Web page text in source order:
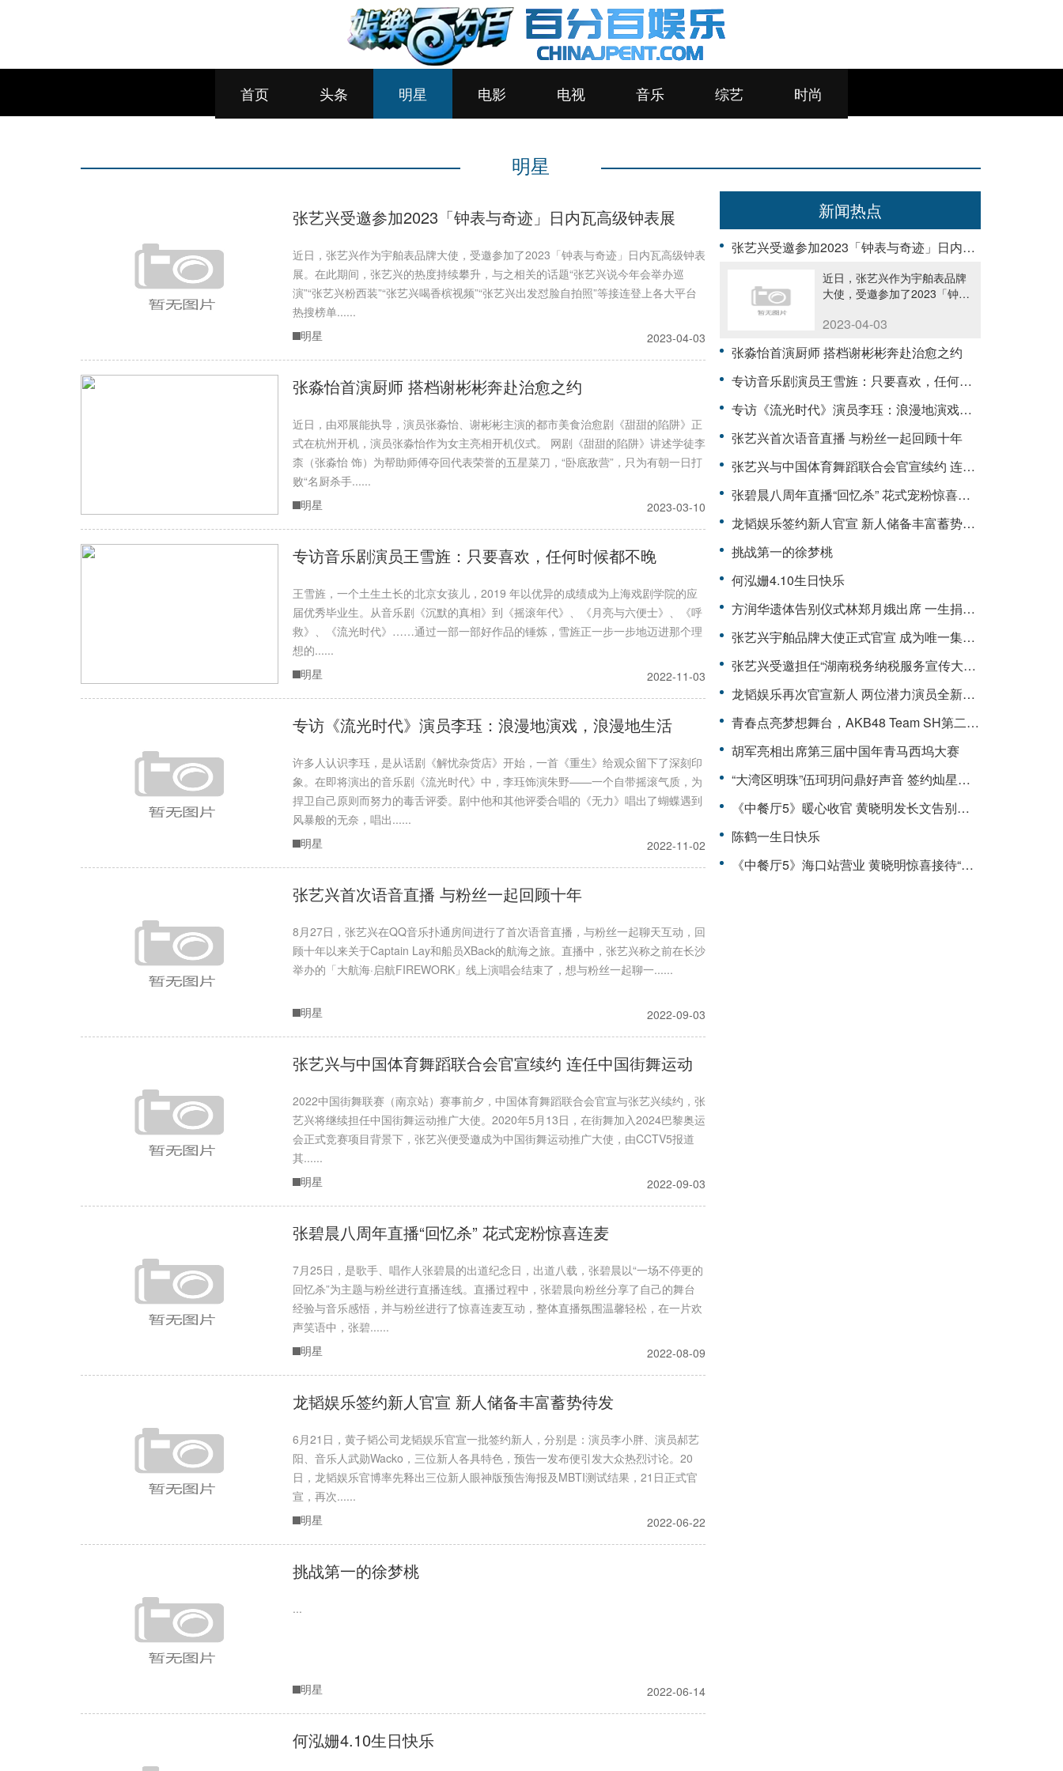
首页 头条 明星 电影 电视 音乐 综艺 时尚
明星
张艺兴受邀参加2023「钟表与奇迹」日内瓦高级钟表展
近日，张艺兴作为宇舶表品牌大使，受邀参加了2023「钟表与奇迹」日内瓦高级钟表
展。在此期间，张艺兴的热度持续攀升，与之相关的话题“张艺兴说今年会举办巡
演”“张艺兴粉西装”“张艺兴喝香槟视频”“张艺兴出发怼脸自拍照”等接连登上各大平台
热搜榜单......
明星
2023-04-03
张淼怡首演厨师 搭档谢彬彬奔赴治愈之约
近日，由邓展能执导，演员张淼怡、谢彬彬主演的都市美食治愈剧《甜甜的陷阱》正
式在杭州开机，演员张淼怡作为女主亮相开机仪式。 网剧《甜甜的陷阱》讲述学徒李
柰（张淼怡 饰）为帮助师傅夺回代表荣誉的五星菜刀，“卧底敌营”，只为有朝一日打
败“名厨杀手......
明星
2023-03-10
专访音乐剧演员王雪旌：只要喜欢，任何时候都不晚
王雪旌，一个土生土长的北京女孩儿，2019 年以优异的成绩成为上海戏剧学院的应
届优秀毕业生。从音乐剧《沉默的真相》到《摇滚年代》、《月亮与六便士》、《呼
救》、《流光时代》……通过一部一部好作品的锤炼，雪旌正一步一步地迈进那个理
想的......
明星
2022-11-03
专访《流光时代》演员李珏：浪漫地演戏，浪漫地生活
许多人认识李珏，是从话剧《解忧杂货店》开始，一首《重生》给观众留下了深刻印
象。在即将演出的音乐剧《流光时代》中，李珏饰演朱野——一个自带摇滚气质，为
捍卫自己原则而努力的毒舌评委。剧中他和其他评委合唱的《无力》唱出了蝴蝶遇到
风暴般的无奈，唱出......
明星
2022-11-02
张艺兴首次语音直播 与粉丝一起回顾十年
8月27日，张艺兴在QQ音乐扑通房间进行了首次语音直播，与粉丝一起聊天互动，回
顾十年以来关于Captain Lay和船员XBack的航海之旅。直播中，张艺兴称之前在长沙
举办的「大航海·启航FIREWORK」线上演唱会结束了，想与粉丝一起聊一......
明星 2022-09-03
张艺兴与中国体育舞蹈联合会官宣续约 连任中国街舞运动
2022中国街舞联赛（南京站）赛事前夕，中国体育舞蹈联合会官宣与张艺兴续约，张
艺兴将继续担任中国街舞运动推广大使。2020年5月13日，在街舞加入2024巴黎奥运
会正式竞赛项目背景下，张艺兴便受邀成为中国街舞运动推广大使，由CCTV5报道
其......
明星
2022-09-03
张碧晨八周年直播“回忆杀” 花式宠粉惊喜连麦
7月25日，是歌手、唱作人张碧晨的出道纪念日，出道八载，张碧晨以“一场不停更的
回忆杀”为主题与粉丝进行直播连线。直播过程中，张碧晨向粉丝分享了自己的舞台
经验与音乐感悟，并与粉丝进行了惊喜连麦互动，整体直播氛围温馨轻松，在一片欢
声笑语中，张碧......
明星
2022-08-09
龙韬娱乐签约新人官宣 新人储备丰富蓄势待发
6月21日，黄子韬公司龙韬娱乐官宣一批签约新人，分别是：演员李小胖、演员郝艺
阳、音乐人武勋Wacko，三位新人各具特色，预告一发布便引发大众热烈讨论。20
日，龙韬娱乐官博率先释出三位新人眼神版预告海报及MBTI测试结果，21日正式官
宣，再次......
明星
2022-06-22
挑战第一的徐梦桃
...
明星 2022-06-14
何泓姗4.10生日快乐
新闻热点
张艺兴受邀参加2023「钟表与奇迹」日内瓦高级钟表展
近日，张艺兴作为宇舶表品牌
大使，受邀参加了2023「钟表
2023-04-03
张淼怡首演厨师 搭档谢彬彬奔赴治愈之约
专访音乐剧演员王雪旌：只要喜欢，任何时候都不晚
专访《流光时代》演员李珏：浪漫地演戏，浪漫地生活
张艺兴首次语音直播 与粉丝一起回顾十年
张艺兴与中国体育舞蹈联合会官宣续约 连任中国街舞运动推广大使
张碧晨八周年直播“回忆杀” 花式宠粉惊喜连麦
龙韬娱乐签约新人官宣 新人储备丰富蓄势待发
挑战第一的徐梦桃
何泓姗4.10生日快乐
方润华遗体告别仪式林郑月娥出席 一生捐医助教福泽后人
张艺兴宇舶品牌大使正式官宣 成为唯一集三大顶奢品类90后男艺人
张艺兴受邀担任“湖南税务纳税服务宣传大使” 谱写税收新篇章
龙韬娱乐再次官宣新人 两位潜力演员全新加入
青春点亮梦想舞台，AKB48 Team SH第二届元气嘉年华收官
胡军亮相出席第三届中国年青马西坞大赛
“大湾区明珠”伍珂玥问鼎好声音 签约灿星开启音乐星途
《中餐厅5》暖心收官 黄晓明发长文告别引共鸣
陈鹤一生日快乐
《中餐厅5》海口站营业 黄晓明惊喜接待“姐姐团”